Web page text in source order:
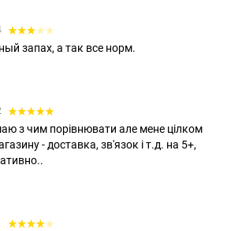
запах, а так все норм.
з чим порівнювати але мене цілком
- доставка, зв'язок і т.д. на 5+,